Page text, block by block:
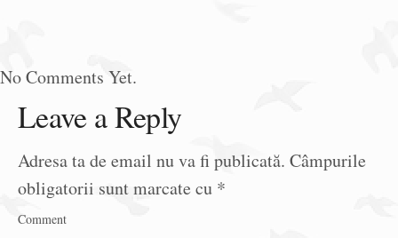
No Comments Yet.
Leave a Reply
Adresa ta de email nu va fi publicată. Câmpurile
obligatorii sunt marcate cu *
Comment